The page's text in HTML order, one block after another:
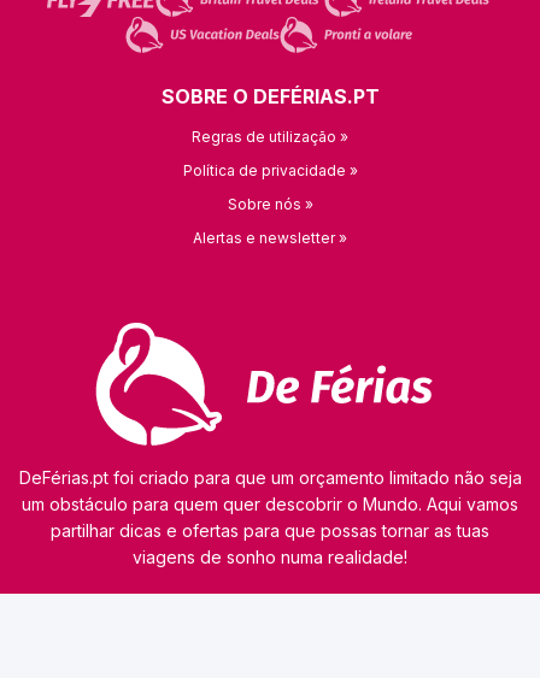
DeFérias.pt foi criado para que um orçamento limitado não seja
um obstáculo para quem quer descobrir o Mundo. Aqui vamos
partilhar dicas e ofertas para que possas tornar as tuas
viagens de sonho numa realidade!
© 2026 kamaviNET sp. z o.o.
SOBRE O DEFÉRIAS.PT
Regras de utilização »
Política de privacidade »
Sobre nós »
Alertas e newsletter »